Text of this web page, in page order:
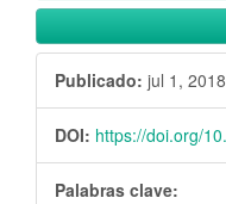
l
Publicado: jul 1, 2018
DOI: https://doi.org/
Palabras clave: